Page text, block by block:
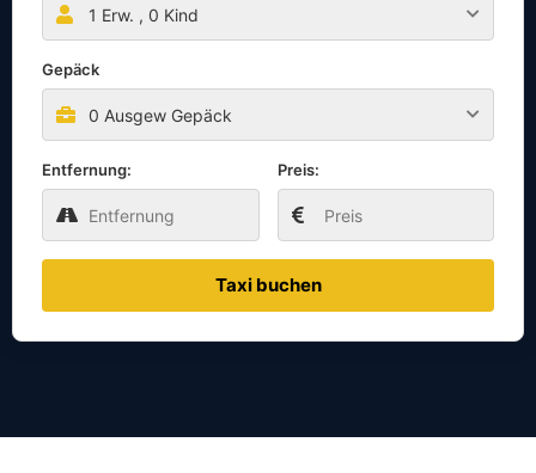
1 Erw. , 0 Kind
Gepäck
0 Ausgew Gepäck
Entfernung: Preis:
Taxi buchen